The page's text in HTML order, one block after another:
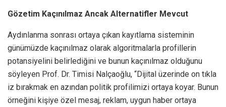
Gözetim Kaçınılmaz Ancak Alternatifler Mevcut
Aydınlanma sonrası ortaya çıkan kayıtlama sisteminin
günümüzde kaçınılmaz olarak algoritmalarla profillerin
potansiyelini belirlediğini ve bunun kaçınılmaz olduğunu
söyleyen Prof. Dr. Timisi Nalçaoğlu, “Dijital üzerinde on tıkla
iz bırakmak en azından politik profilimizi ortaya koyar. Bunun
örneğini kişiye özel mesaj, reklam, uygun haber ortaya